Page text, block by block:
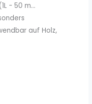
- 50 m...
auf Holz,